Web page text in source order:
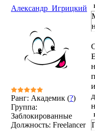
Александр_Игрицкий
Ранг: Академик (?)
Группа:
Заблокированные
Должность: Freelancer